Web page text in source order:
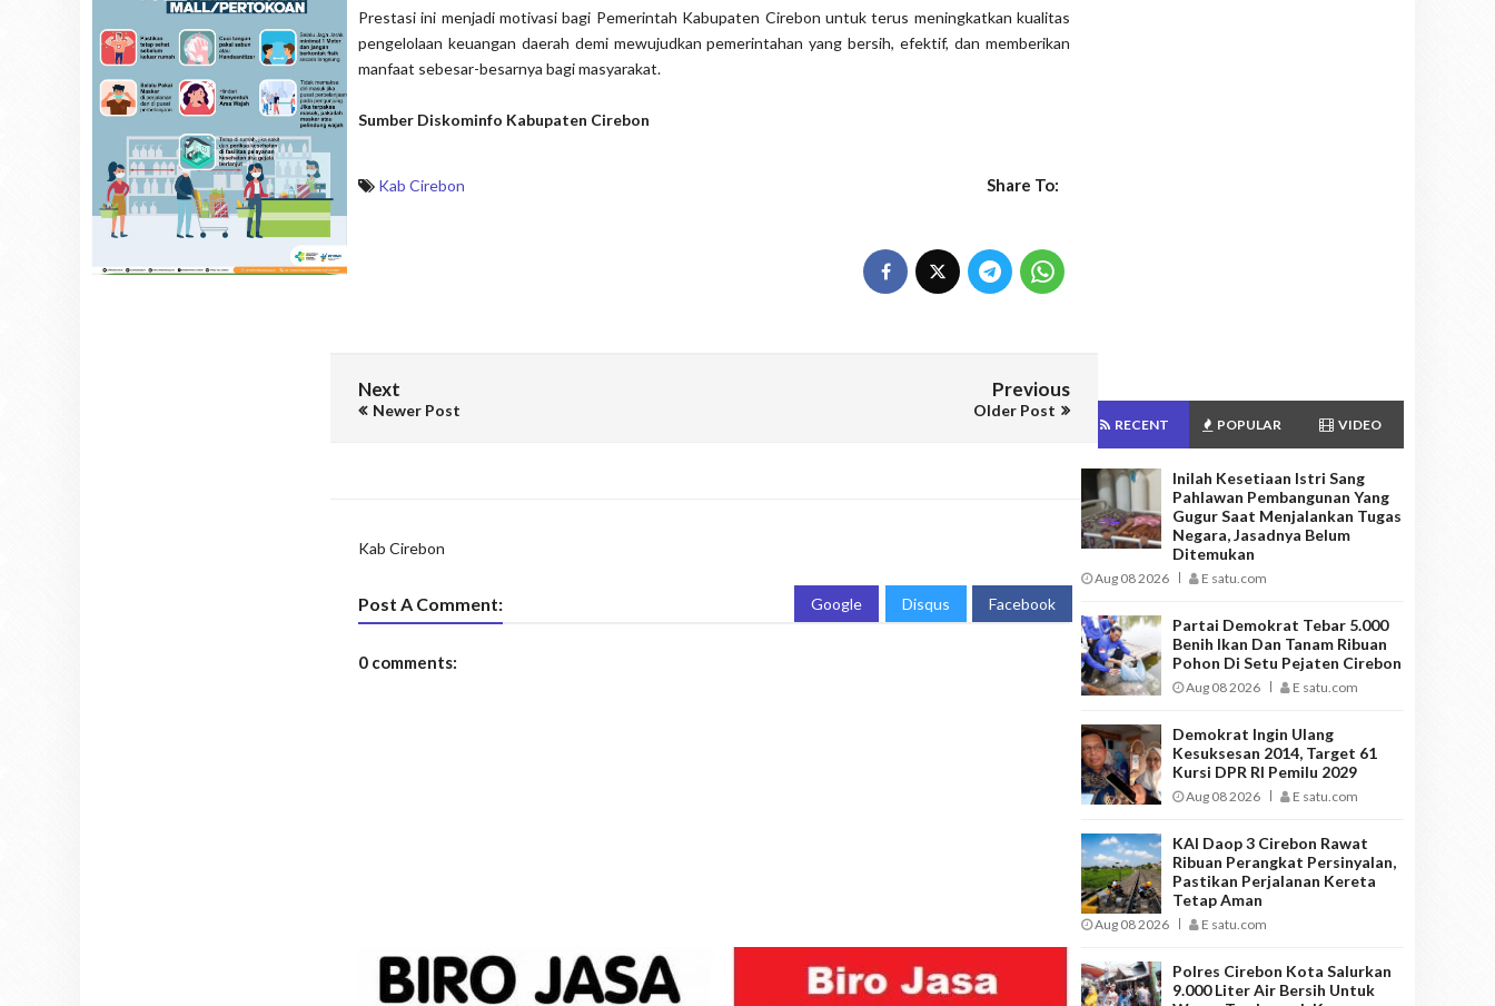
Prestasi ini menjadi motivasi bagi Pemerintah Kabupaten Cirebon untuk terus meningkatkan kualitas
pengelolaan keuangan daerah demi mewujudkan pemerintahan yang bersih, efektif, dan memberikan
manfaat sebesar-besarnya bagi masyarakat.
Sumber Diskominfo Kabupaten Cirebon
Kab Cirebon Share To:
Next
Newer Post
Previous
Older Post
Kab Cirebon
Post A Comment: Google Disqus Facebook
0 comments:
RECENT POPULAR VIDEO
Inilah Kesetiaan Istri Sang
Pahlawan Pembangunan Yang
Gugur Saat Menjalankan Tugas
Negara, Jasadnya Belum
Ditemukan
Aug 08 2026 E satu.com
Partai Demokrat Tebar 5.000
Benih Ikan Dan Tanam Ribuan
Pohon Di Setu Pejaten Cirebon
Aug 08 2026 E satu.com
Demokrat Ingin Ulang
Kesuksesan 2014, Target 61
Kursi DPR RI Pemilu 2029
Aug 08 2026 E satu.com
KAI Daop 3 Cirebon Rawat
Ribuan Perangkat Persinyalan,
Pastikan Perjalanan Kereta
Tetap Aman
Aug 08 2026 E satu.com
Polres Cirebon Kota Salurkan
9.000 Liter Air Bersih Untuk